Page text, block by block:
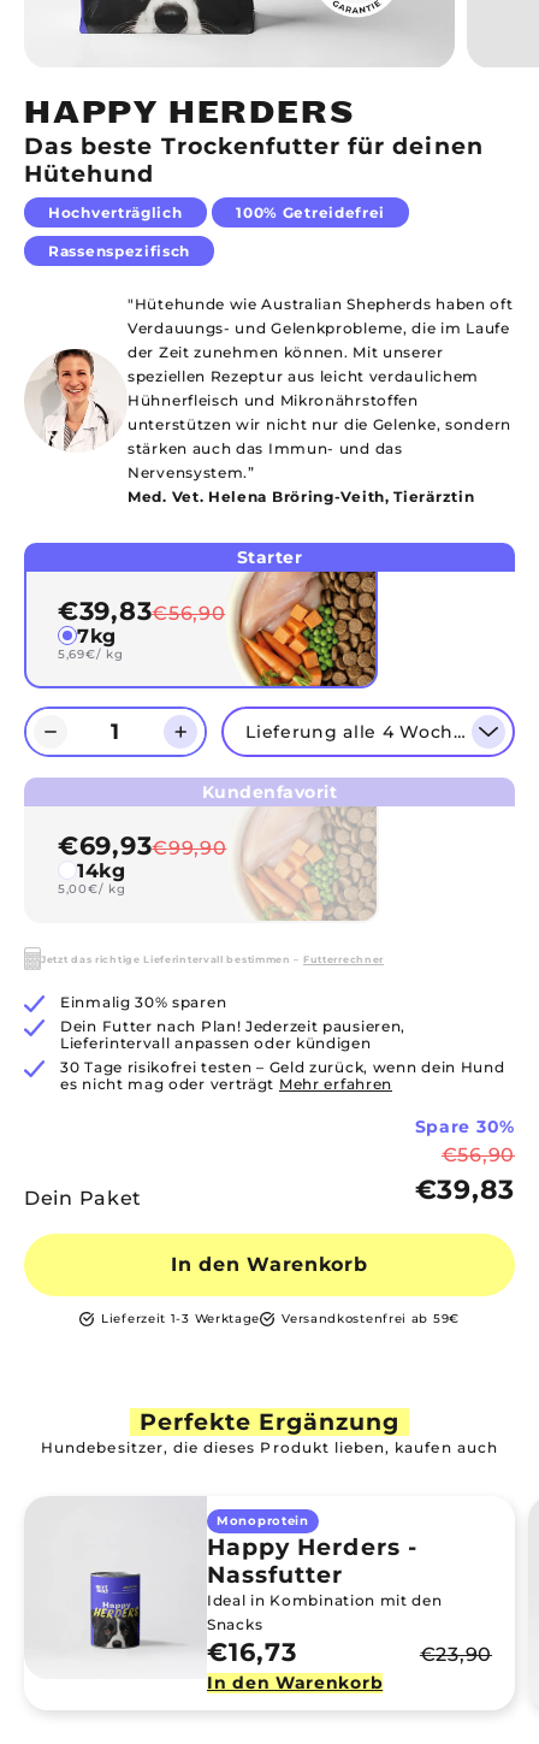
HAPPY HERDERS
Das beste Trockenfutter für deinen
Hütehund
Hochverträglich 100% Getreidefrei
Rassenspezifisch
"Hütehunde wie Australian Shepherds haben oft
Verdauungs- und Gelenkprobleme, die im Laufe
der Zeit zunehmen können. Mit unserer
speziellen Rezeptur aus leicht verdaulichem
Hühnerfleisch und Mikronährstoffen
unterstützen wir nicht nur die Gelenke, sondern
stärken auch das Immun- und das
Nervensystem.”
Med. Vet. Helena Bröring-Veith, Tierärztin
Starter
€39,83€56,90
7kg
5,69€/ kg
Kundenfavorit
€69,93€99,90
14kg
5,00€/ kg
Lieferung alle 4 Wochen
Jetzt das richtige Lieferintervall bestimmen – Futterrechner
Einmalig 30% sparen
Dein Futter nach Plan! Jederzeit pausieren,
Lieferintervall anpassen oder kündigen
30 Tage risikofrei testen – Geld zurück, wenn dein Hund
es nicht mag oder verträgt Mehr erfahren
Dein Paket
Spare 30%
€56,90
€39,83
Perfekte Ergänzung
Hundebesitzer, die dieses Produkt lieben, kaufen auch
Monoprotein
Happy Herders -
Nassfutter
Ideal in Kombination mit den
Snacks
€16,73 €23,90
In den Warenkorb
In den Warenkorb
Lieferzeit 1-3 Werktage Versandkostenfrei ab 59€